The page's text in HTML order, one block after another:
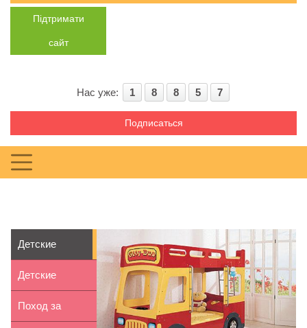
Підтримати
сайт
Нас уже: 1 8 8 5 7
Подписаться
Детские
двухъярусные
кровати. К...
Детские
поделки из
Поход за